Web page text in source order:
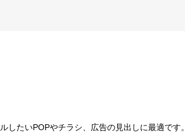
たいPOPやチラシ、広告の見出しに最適です。